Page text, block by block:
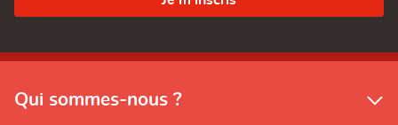
Qui sommes-nous ?